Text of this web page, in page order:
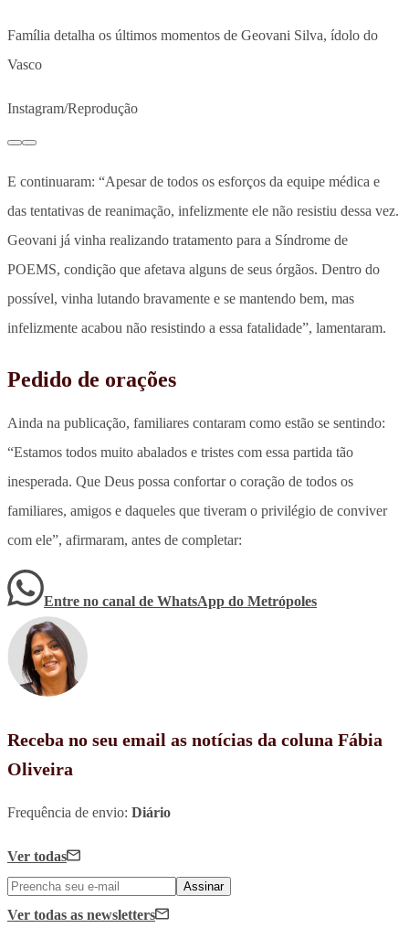
Família detalha os últimos momentos de Geovani Silva, ídolo do
Vasco
Instagram/Reprodução
E continuaram: “Apesar de todos os esforços da equipe médica e
das tentativas de reanimação, infelizmente ele não resistiu dessa vez.
Geovani já vinha realizando tratamento para a Síndrome de
POEMS, condição que afetava alguns de seus órgãos. Dentro do
possível, vinha lutando bravamente e se mantendo bem, mas
infelizmente acabou não resistindo a essa fatalidade”, lamentaram.
Pedido de orações
Ainda na publicação, familiares contaram como estão se sentindo:
“Estamos todos muito abalados e tristes com essa partida tão
inesperada. Que Deus possa confortar o coração de todos os
familiares, amigos e daqueles que tiveram o privilégio de conviver
com ele”, afirmaram, antes de completar:
Entre no canal de WhatsApp do Metrópoles
Receba no seu email as notícias da coluna Fábia
Oliveira
Frequência de envio: Diário
Ver todas
Assinar
Ver todas as newsletters